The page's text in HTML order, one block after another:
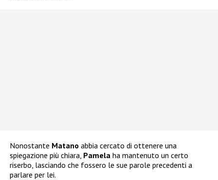
Nonostante Matano abbia cercato di ottenere una
spiegazione più chiara, Pamela ha mantenuto un certo
riserbo, lasciando che fossero le sue parole precedenti a
parlare per lei.